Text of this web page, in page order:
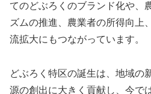
てのどぶろくのブランド化や、
ズムの推進、農業者の所得向上
流拡大にもつながっています。
どぶろく特区の誕生は、地域の
源の創出に大きく貢献し、今で